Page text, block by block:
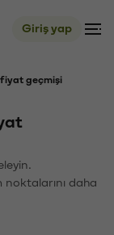
Giriş yap
fiyat geçmişi
daha